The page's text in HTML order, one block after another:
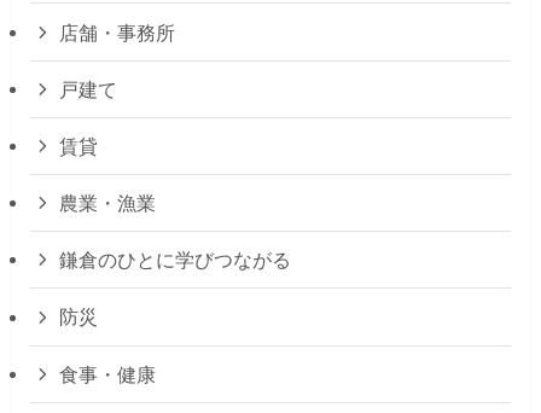
店舗・事務所
戸建て
賃貸
農業・漁業
鎌倉のひとに学びつながる
防災
食事・健康